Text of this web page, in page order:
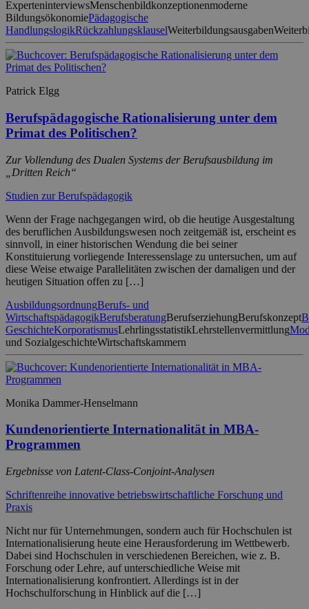
ExperteninterviewsMenschenbildkonzeptionenmoderne
BildungsökonomiePädagogische
HandlungslogikRückzahlungsklauselWeiterbildungsausgaben
Patrick Elgg
Berufspädagogische Rationalisierung unter dem
Primat des Politischen?
Zur Vollendung des Dualen Systems der Berufsausbildung im
„Dritten Reich“
Studien zur Berufspädagogik
Wenn der Frage nachgegangen wird, ob die heutige Ausgestaltung
des beruflichen Ausbildungswesen noch zeitgemäß ist, erscheint es
sinnvoll, in einer historischen Wendung die bei seiner
Konstituierung vorliegende Interessenslage zu untersuchen, um auf
diese Weise etwaige Parallelitäten zwischen der damaligen und der
heutigen Situation offen zu […]
AusbildungsordnungBerufs- und
WirtschaftspädagogikBerufsberatungBerufserziehungBerufskonzept
GeschichteKorporatismusLehrlingsstatistikLehrstellenvermittlung
und SozialgeschichteWirtschaftskammern
Monika Dammer-Henselmann
Kundenorientierte Internationalität in MBA-
Programmen
Ergebnisse von Latent-Class-Conjoint-Analysen
Schriftenreihe innovative betriebswirtschaftliche Forschung und
Praxis
Nicht nur für Unternehmungen, sondern auch für Hochschulen ist
Internationalisierung heute eine Herausforderung im Wettbewerb.
Dabei sind Hochschulen in verschiedenen Bereichen, wie z. B.
Forschung oder Lehre, auf unterschiedliche Weise mit
Internationalisierung konfrontiert. Allerdings ist in der
Hochschulforschung in Hinblick auf die […]